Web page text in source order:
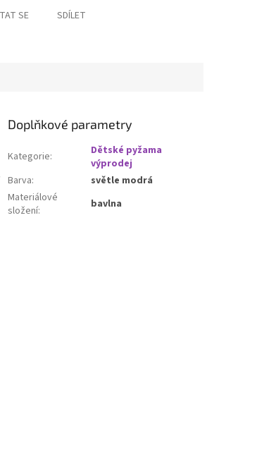
SE SDÍLET
Doplňkové parametry
Kategorie:
Dětské pyžama
výprodej
Barva:
světle modrá
Materiálové
složení: bavlna